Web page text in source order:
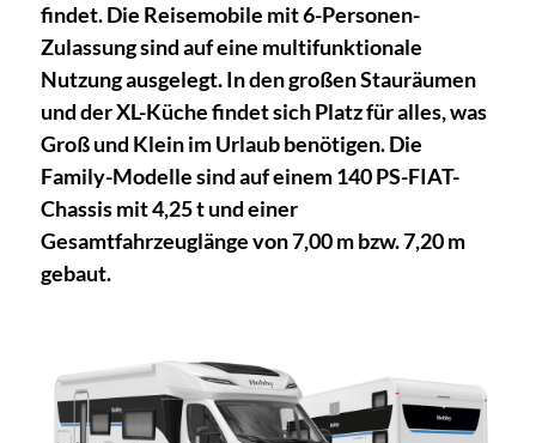
findet. Die Reisemobile mit 6-Personen-
Zulassung sind auf eine multifunktionale
Nutzung ausgelegt. In den großen Stauräumen
und der XL-Küche findet sich Platz für alles, was
Groß und Klein im Urlaub benötigen. Die
Family-Modelle sind auf einem 140 PS-FIAT-
Chassis mit 4,25 t und einer
Gesamtfahrzeuglänge von 7,00 m bzw. 7,20 m
gebaut.